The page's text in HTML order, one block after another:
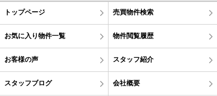
トップページ 売買物件検索
お気に入り物件一覧 物件閲覧履歴
お客様の声 スタッフ紹介
スタッフブログ 会社概要